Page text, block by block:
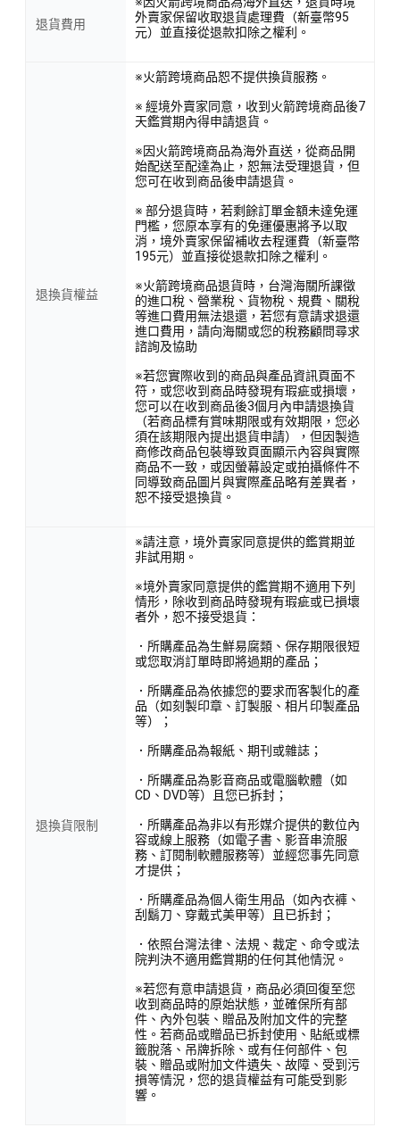
退貨費用
外賣家保留收取退貨處理費（新臺幣95
元）並直接從退款扣除之權利。
退換貨權益
※火箭跨境商品恕不提供換貨服務。
※ 經境外賣家同意，收到火箭跨境商品後7
天鑑賞期內得申請退貨。
※因火箭跨境商品為海外直送，從商品開
始配送至配達為止，恕無法受理退貨，但
您可在收到商品後申請退貨。
※ 部分退貨時，若剩餘訂單金額未達免運
門檻，您原本享有的免運優惠將予以取
消，境外賣家保留補收去程運費（新臺幣
195元）並直接從退款扣除之權利。
※火箭跨境商品退貨時，台灣海關所課徵
的進口稅、營業稅、貨物稅、規費、關稅
等進口費用無法退還，若您有意請求退還
進口費用，請向海關或您的稅務顧問尋求
諮詢及協助
※若您實際收到的商品與產品資訊頁面不
符，或您收到商品時發現有瑕疵或損壞，
您可以在收到商品後3個月內申請退換貨
（若商品標有賞味期限或有效期限，您必
須在該期限內提出退貨申請），但因製造
商修改商品包裝導致頁面顯示內容與實際
商品不一致，或因螢幕設定或拍攝條件不
同導致商品圖片與實際產品略有差異者，
恕不接受退換貨。
退換貨限制
※請注意，境外賣家同意提供的鑑賞期並
非試用期。
※境外賣家同意提供的鑑賞期不適用下列
情形，除收到商品時發現有瑕疵或已損壞
者外，恕不接受退貨：
．所購產品為生鮮易腐類、保存期限很短
或您取消訂單時即將過期的產品；
．所購產品為依據您的要求而客製化的產
品（如刻製印章、訂製服、相片印製產品
等）；
．所購產品為報紙、期刊或雜誌；
．所購產品為影音商品或電腦軟體（如
CD、DVD等）且您已拆封；
．所購產品為非以有形媒介提供的數位內
容或線上服務（如電子書、影音串流服
務、訂閱制軟體服務等）並經您事先同意
才提供；
．所購產品為個人衛生用品（如內衣褲、
刮鬍刀、穿戴式美甲等）且已拆封；
．依照台灣法律、法規、裁定、命令或法
院判決不適用鑑賞期的任何其他情況。
※若您有意申請退貨，商品必須回復至您
收到商品時的原始狀態，並確保所有部
件、內外包裝、贈品及附加文件的完整
性。若商品或贈品已拆封使用、貼紙或標
籤脫落、吊牌拆除、或有任何部件、包
裝、贈品或附加文件遺失、故障、受到污
損等情況，您的退貨權益有可能受到影
響。